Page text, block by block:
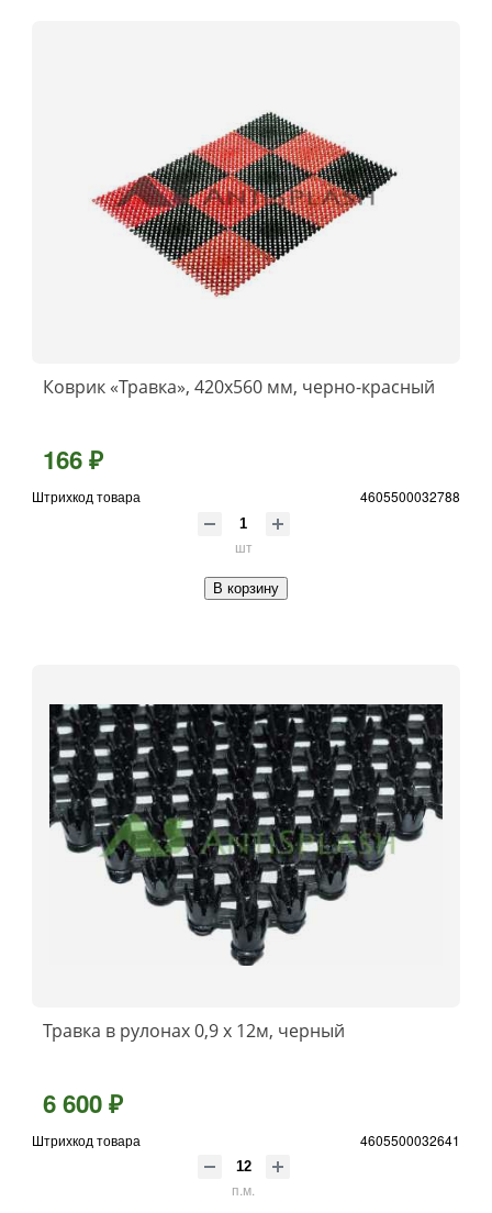
Коврик «Травка», 420х560 мм, черно-красный
166 ₽
Штрихкод товара 4605500032788
шт
В корзину
Травка в рулонах 0,9 х 12м, черный
6 600 ₽
Штрихкод товара 4605500032641
п.м.